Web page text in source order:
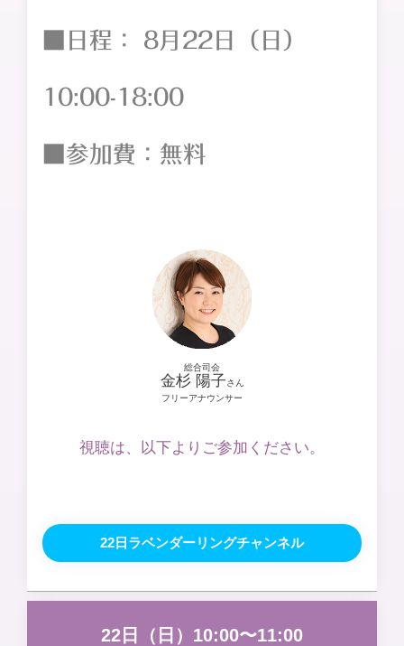
■日程： 8月22日（日）
10:00-18:00
■参加費：無料
総合司会
金杉 陽子さん
フリーアナウンサー
視聴は、以下よりご参加ください。
22日ラベンダーリングチャンネル
22日（日）10:00〜11:00